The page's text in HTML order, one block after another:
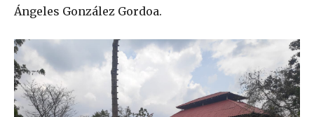
Ángeles González Gordoa.